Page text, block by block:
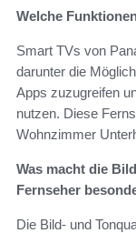
Welche
Smart TVs von
darunter die
Apps zuzugreifen
nutzen. Diese
Wohnzimmer
Was macht die
Fernseher
Die Bild- und